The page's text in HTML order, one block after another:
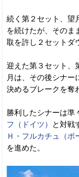
続く第２セット、望
を続けたが、そのま
取を許し２セットダ
迎えた第３セット、
月は、その後シナー
決めるブレークを奪
勝利したシナーは準
フ（ドイツ）
と対戦
Ｈ・フルカチュ（ポ
を進めた。